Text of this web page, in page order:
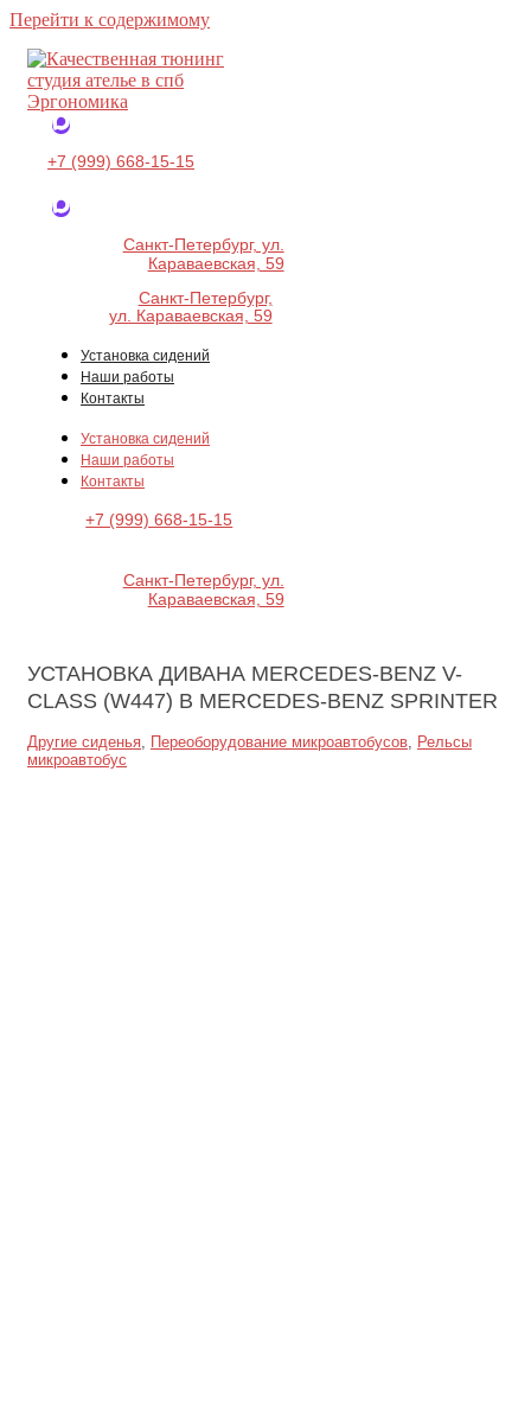
Перейти к содержимому
+7 (999) 668-15-15
Санкт-Петербург, ул.
Караваевская, 59
Санкт-Петербург,
ул. Караваевская, 59
Установка сидений
Наши работы
Контакты
Установка сидений
Наши работы
Контакты
+7 (999) 668-15-15
Санкт-Петербург, ул.
Караваевская, 59
УСТАНОВКА ДИВАНА MERCEDES-BENZ V-
CLASS (W447) В MERCEDES-BENZ SPRINTER
Другие сиденья Переоборудование микроавтобусов
Рельсы
микроавтобус